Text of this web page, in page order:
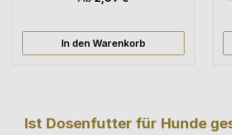
In den Warenkorb
Ist Dosenfutter für Hunde